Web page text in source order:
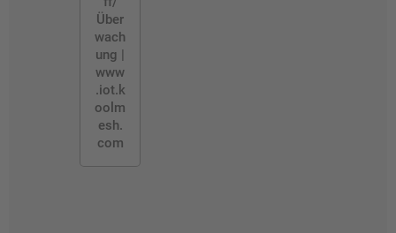
Über
wach
ung |
www
.iot.k
oolm
esh.
com